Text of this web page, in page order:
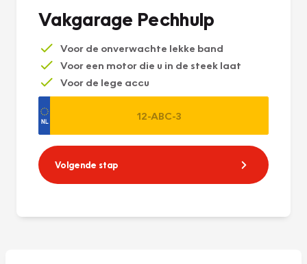
Vakgarage Pechhulp
Voor de onverwachte lekke band
Voor een motor die u in de steek laat
Voor de lege accu
Volgende stap